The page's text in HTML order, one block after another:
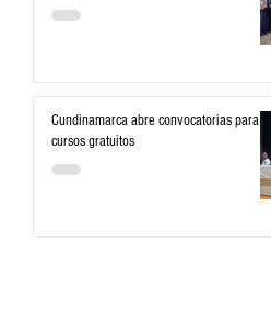
Cundinamarca abre convocatorias para
cursos gratuitos